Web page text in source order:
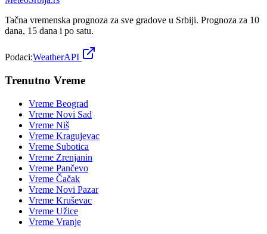
Tačna vremenska prognoza za sve gradove u Srbiji. Prognoza za 10
dana, 15 dana i po satu.
Podaci:WeatherAPI
Trenutno Vreme
Vreme Beograd
Vreme Novi Sad
Vreme Niš
Vreme Kragujevac
Vreme Subotica
Vreme Zrenjanin
Vreme Pančevo
Vreme Čačak
Vreme Novi Pazar
Vreme Kruševac
Vreme Užice
Vreme Vranje